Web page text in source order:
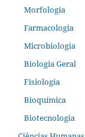
Morfologia
Farmacologia
Microbiologia
Biologia Geral
Fisiologia
Bioquímica
Biotecnologia